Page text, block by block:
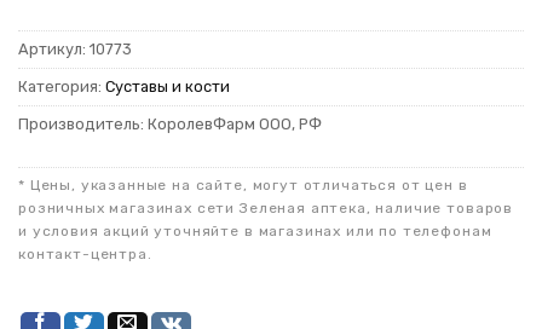
Артикул: 10773
Категория: Суставы и кости
Производитель: КоролевФарм ООО, РФ
* Цены, указанные на сайте, могут отличаться от цен в
розничных магазинах сети Зеленая аптека, наличие товаров
и условия акций уточняйте в магазинах или по телефонам
контакт-центра.